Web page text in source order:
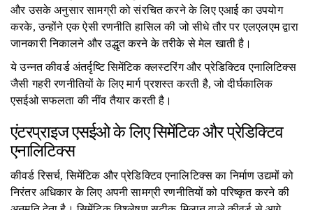
और उसके अनुसार सामग्री को संरचित करने के लिए एआई का उपयोग
करके, उन्होंने एक ऐसी रणनीति हासिल की जो सीधे तौर पर एलएलएम द्वारा
जानकारी निकालने और उद्धृत करने के तरीके से मेल खाती है।
ये उन्नत कीवर्ड अंतर्दृष्टि सिमेंटिक क्लस्टरिंग और प्रेडिक्टिव एनालिटिक्स
जैसी गहरी रणनीतियों के लिए मार्ग प्रशस्त करती है, जो दीर्घकालिक
एसईओ सफलता की नींव तैयार करती है।
एंटरप्राइज एसईओ के लिए सिमेंटिक और प्रेडिक्टिव
एनालिटिक्स
कीवर्ड रिसर्च, सिमेंटिक और प्रेडिक्टिव एनालिटिक्स का निर्माण उद्यमों को
निरंतर अधिकार के लिए अपनी सामग्री रणनीतियों को परिष्कृत करने की